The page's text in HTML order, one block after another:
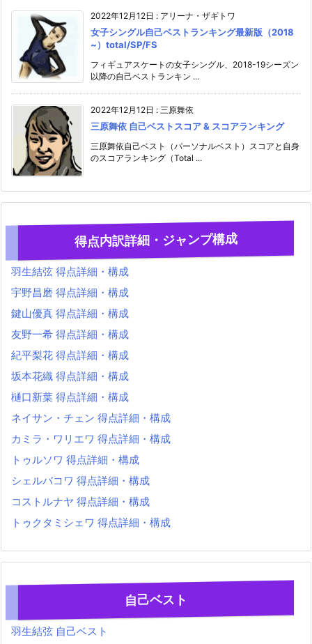
2022年12月12日 : アリーナ・ザギトワ
女子シングル自己ベストランキング最新版（2018
~）total/SP/FS
フィギュアスケートの女子シングル、2018-19シーズン
以降の自己ベストランキン ...
2022年12月12日 : 三原舞依
三原舞依 自己ベストスコア & スコアランキング
三原舞依自己ベスト（パーソナルベスト）スコアと自身
のスコアランキング（Total ...
得点内訳詳細・ジャンプ構成
羽生結弦 得点詳細・構成
宇野昌磨 得点詳細・構成
鍵山優真 得点詳細・構成
友野一希 得点詳細・構成
紀平梨花 得点詳細・構成
坂本花織 得点詳細・構成
樋口新葉 得点詳細・構成
ネイサン・チェン 得点詳細・構成
カミラ・ワリエワ 得点詳細・構成
トゥルソワ 得点詳細・構成
シェルバコワ 得点詳細・構成
コストルナヤ 得点詳細・構成
トゥクタミシェワ 得点詳細・構成
自己ベスト
羽生結弦 自己ベスト